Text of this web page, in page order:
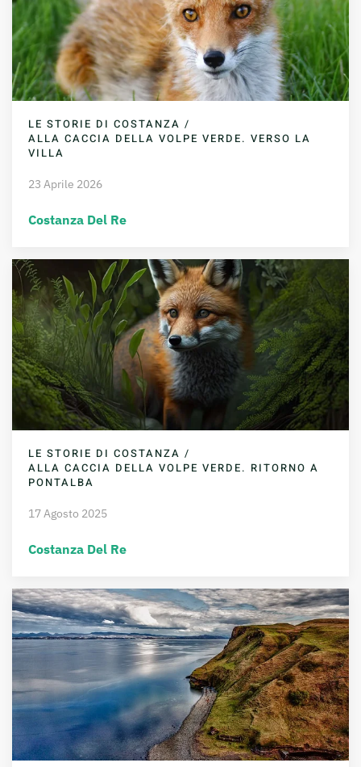
LE STORIE DI COSTANZA /
ALLA CACCIA DELLA VOLPE VERDE. VERSO LA
VILLA
23 Aprile 2026
Costanza Del Re
LE STORIE DI COSTANZA /
ALLA CACCIA DELLA VOLPE VERDE. RITORNO A
PONTALBA
17 Agosto 2025
Costanza Del Re